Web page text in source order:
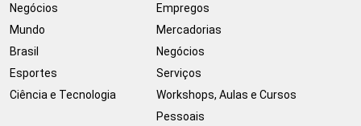
Negócios
Mundo
Brasil
Esportes
Ciência e Tecnologia
Empregos
Mercadorias
Negócios
Serviços
Workshops, Aulas e Cursos
Pessoais